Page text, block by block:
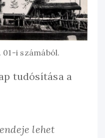
01-i számából.
tudósítása a
lehet